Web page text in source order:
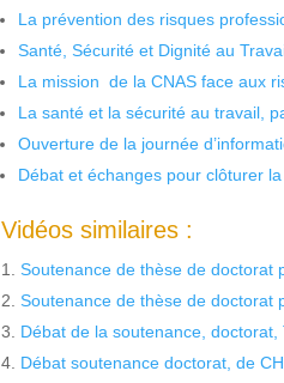
La prévention des risques
Santé, Sécurité et Dignité au
La mission de la CNAS face aux
La santé et la sécurité au travail,
Ouverture de la journée
Débat et échanges pour clôturer
Vidéos similaires :
Soutenance de thèse de doctorat
Soutenance de thèse de doctorat
Débat de la soutenance,
Débat soutenance doctorat, de